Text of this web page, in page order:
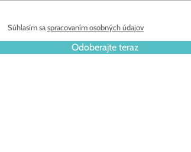
Súhlasím saspracovaním osobných údajov
Odoberajte teraz